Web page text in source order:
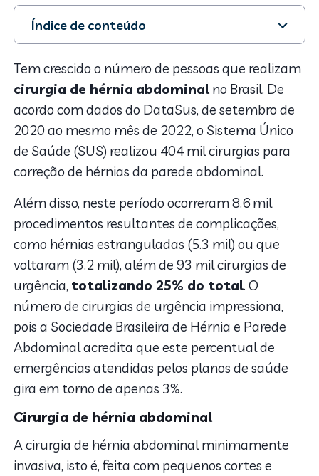
Índice de conteúdo
1. Cirurgia de hérnia abdominal
2. Riscos de não fazer a cirurgia de hérnia
3. A hérnia abdominal pode voltar?
4. Afinal, o que são hérnias?
Tem crescido o número de pessoas que realizam
cirurgia de hérnia abdominal no Brasil. De
acordo com dados do DataSus, de setembro de
2020 ao mesmo mês de 2022, o Sistema Único
de Saúde (SUS) realizou 404 mil cirurgias para
correção de hérnias da parede abdominal.
Além disso, neste período ocorreram 8.6 mil
procedimentos resultantes de complicações,
como hérnias estranguladas (5.3 mil) ou que
voltaram (3.2 mil), além de 93 mil cirurgias de
urgência, totalizando 25% do total. O
número de cirurgias de urgência impressiona,
pois a Sociedade Brasileira de Hérnia e Parede
Abdominal acredita que este percentual de
emergências atendidas pelos planos de saúde
gira em torno de apenas 3%.
Cirurgia de hérnia abdominal
A cirurgia de hérnia abdominal minimamente
invasiva, isto é, feita com pequenos cortes e